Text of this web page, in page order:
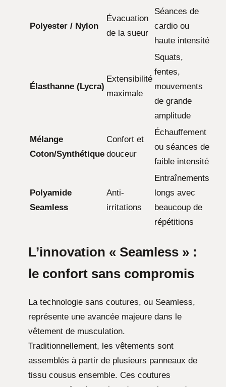
Polyester / Nylon
Évacuation
de la sueur
Séances de
cardio ou
haute intensité
Élasthanne (Lycra)
Extensibilité
maximale
Squats,
fentes,
mouvements
de grande
amplitude
Mélange
Coton/Synthétique
Confort et
douceur
Échauffement
ou séances de
faible intensité
Polyamide
Seamless
Anti-
irritations
Entraînements
longs avec
beaucoup de
répétitions
L’innovation « Seamless » :
le confort sans compromis
La technologie sans coutures, ou Seamless,
représente une avancée majeure dans le
vêtement de musculation.
Traditionnellement, les vêtements sont
assemblés à partir de plusieurs panneaux de
tissu cousus ensemble. Ces coutures